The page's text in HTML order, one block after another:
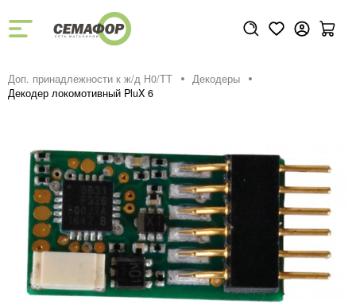
Доп. принадлежности к ж/д H0/ТТ
Декодеры
Декодер локомотивный PluX 6